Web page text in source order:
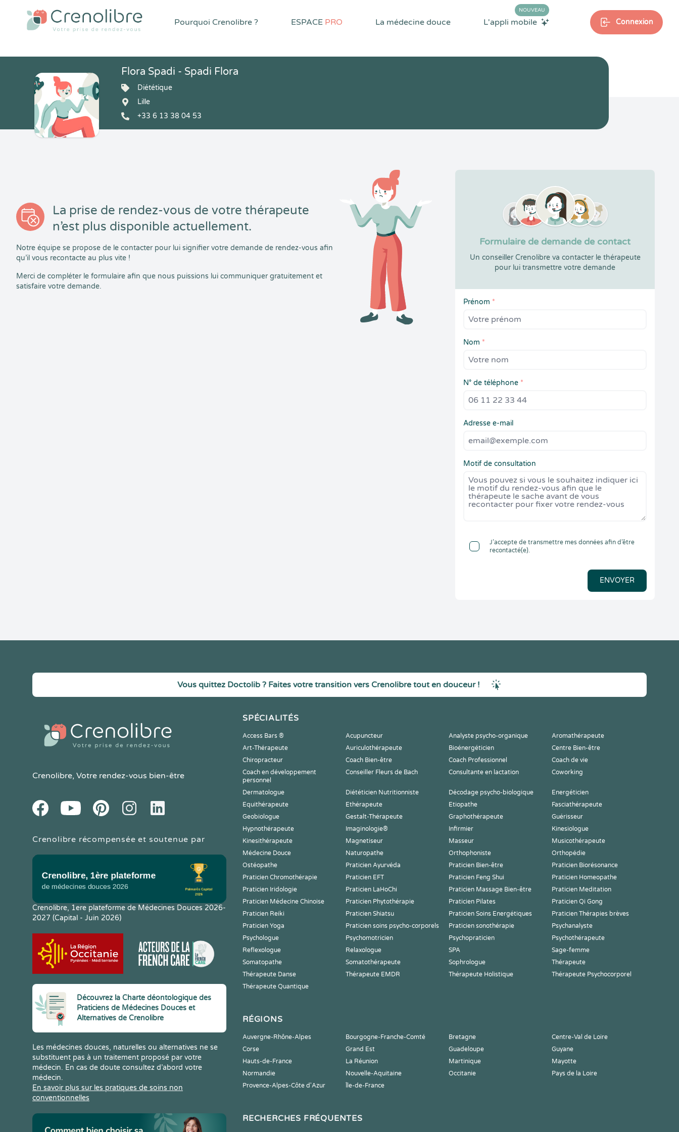
Pourquoi Crenolibre ? ESPACE PRO La médecine douce L'appli mobile
NOUVEAU
Connexion
Flora Spadi - Spadi Flora
Diététique
Lille
+33 6 13 38 04 53
La prise de rendez-vous de votre thérapeute
n’est plus disponible actuellement.
Notre équipe se propose de le contacter pour lui signifier votre demande de rendez-vous afin
qu’il vous recontacte au plus vite !
Merci de compléter le formulaire afin que nous puissions lui communiquer gratuitement et
satisfaire votre demande.
Formulaire de demande de contact
Un conseiller Crenolibre va contacter le thérapeute
pour lui transmettre votre demande
Prénom *
Nom *
N° de téléphone *
Adresse e-mail
Motif de consultation
J’accepte de transmettre mes données afin d’être
recontacté(e).
ENVOYER
Vous quittez Doctolib ? Faites votre transition vers Crenolibre tout en douceur !
Crenolibre, Votre rendez-vous bien-être
FacebookYoutube PinteresetInstagramLinkedIn
Crenolibre récompensée et soutenue par
Crenolibre, 1ere plateforme de Médecines Douces 2026-
2027 (Capital - Juin 2026)
Découvrez la Charte déontologique des
Praticiens de Médecines Douces et
Alternatives de Crenolibre
Les médecines douces, naturelles ou alternatives ne se
substituent pas à un traitement proposé par votre
médecin. En cas de doute consultez d’abord votre
médecin.
En savoir plus sur les pratiques de soins non
conventionnelles
SPÉCIALITÉS
Access Bars ® Acupuncteur Analyste psycho-organique
Aromathérapeute
Art-Thérapeute
Auriculothérapeute Bioénergéticien
Centre Bien-être
Chiropracteur
Coach Bien-être Coach Professionnel
Coach de vie
Coach en développement
personnel
Conseiller Fleurs de Bach Consultante en lactation Coworking
Dermatologue Diététicien Nutritionniste Décodage psycho-biologique
Energéticien
Equithérapeute
Ethérapeute Etiopathe
Fasciathérapeute
Geobiologue
Gestalt-Thérapeute Graphothérapeute
Guérisseur
Hypnothérapeute
Imaginologie® Infirmier
Kinesiologue
Kinesithérapeute
Magnetiseur Masseur
Musicothérapeute
Médecine Douce
Naturopathe Orthophoniste
Orthopédie
Ostéopathe
Praticien Ayurvéda Praticien Bien-être
Praticien Biorésonance
Praticien Chromothérapie
Praticien EFT Praticien Feng Shui
Praticien Homeopathe
Praticien Iridologie
Praticien LaHoChi Praticien Massage Bien-être
Praticien Meditation
Praticien Médecine Chinoise
Praticien Phytothérapie Praticien Pilates
Praticien Qi Gong
Praticien Reiki
Praticien Shiatsu Praticien Soins Energétiques
Praticien Thérapies brèves
Praticien Yoga
Praticien soins psycho-corporels Praticien sonothérapie
Psychanalyste
Psychologue
Psychomotricien Psychopraticien
Psychothérapeute
Reflexologue
Relaxologue SPA
Sage-femme
Somatopathe
Somatothérapeute Sophrologue
Thérapeute
Thérapeute Danse
Thérapeute EMDR Thérapeute Holistique
Thérapeute Psychocorporel
Thérapeute Quantique
RÉGIONS
Auvergne-Rhône-Alpes Bourgogne-Franche-Comté Bretagne
Centre-Val de Loire
Corse
Grand Est Guadeloupe
Guyane
Hauts-de-France
La Réunion Martinique
Mayotte
Normandie
Nouvelle-Aquitaine Occitanie
Pays de la Loire
Provence-Alpes-Côte d'Azur
Île-de-France
RECHERCHES FRÉQUENTES